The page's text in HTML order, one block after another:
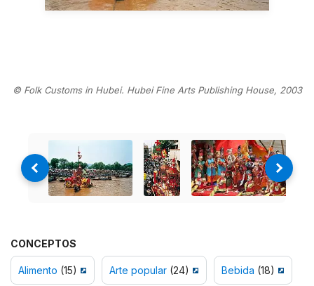
© Folk Customs in Hubei. Hubei Fine Arts Publishing House, 2003
CONCEPTOS
Alimento (15) Arte popular (24) Bebida (18)